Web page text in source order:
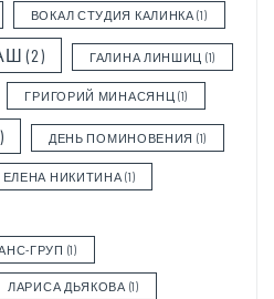
ВОКАЛ СТУДИЯ КАЛИНКА (1)
(2) ГАЛИНА ЛИНШИЦ (1)
ГРИГОРИЙ МИНАСЯНЦ (1)
ДЕНЬ ПОМИНОВЕНИЯ (1)
ЕЛЕНА НИКИТИНА (1)
ГРУП (1)
ЛАРИСА ДЬЯКОВА (1)